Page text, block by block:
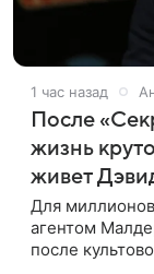
1 час назад
После
жизнь
живет
Для
агентом
после